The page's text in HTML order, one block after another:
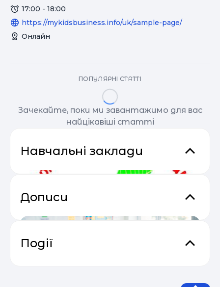
17:00 - 18:00
https://mykidsbusiness.info/uk/sample-page/
Онлайн
ПОПУЛЯРНІ СТАТТІ
Зачекайте, поки ми завантажимо для вас
найцікавіші статті
Навчальні заклади
Дописи
Події